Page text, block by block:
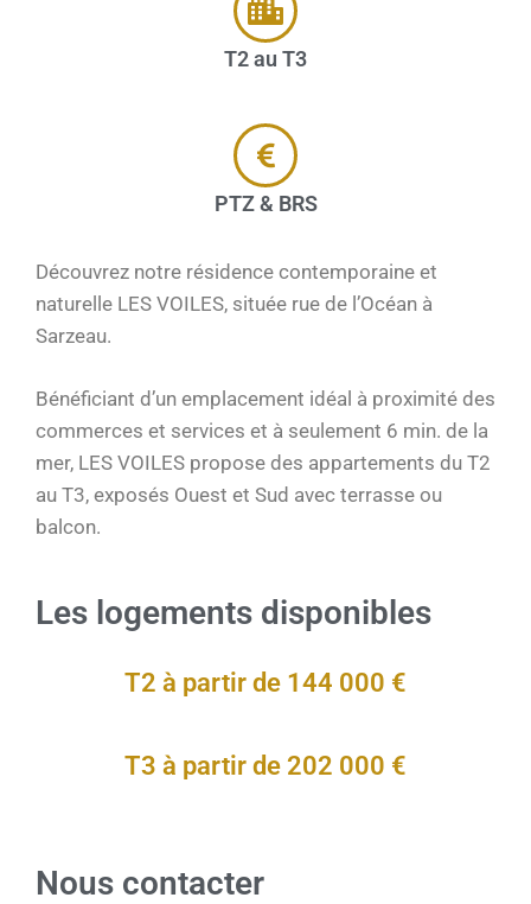
T2 au T3
PTZ & BRS
Découvrez notre résidence contemporaine et
naturelle LES VOILES, située rue de l’Océan à
Sarzeau.
Bénéficiant d’un emplacement idéal à proximité des
commerces et services et à seulement 6 min. de la
mer, LES VOILES propose des appartements du T2
au T3, exposés Ouest et Sud avec terrasse ou
balcon.
Les logements disponibles
T2 à partir de 144 000 €
T3 à partir de 202 000 €
Nous contacter